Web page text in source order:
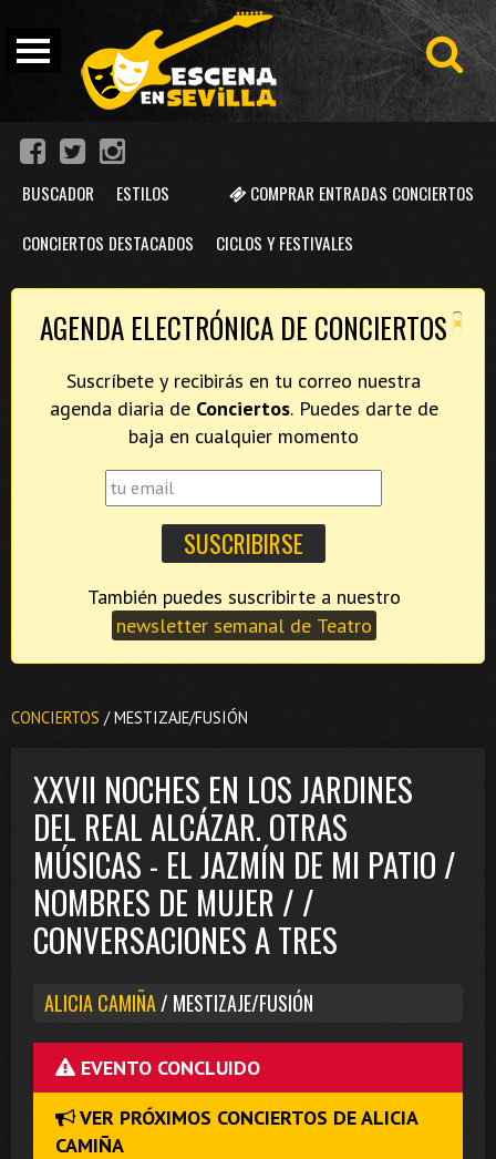
COMPRAR ENTRADAS CONCIERTOS
BUSCADOR ESTILOS
CONCIERTOS DESTACADOS CICLOS Y FESTIVALES
×
AGENDA ELECTRÓNICA DE CONCIERTOS
Suscríbete y recibirás en tu correo nuestra
agenda diaria de Conciertos. Puedes darte de
baja en cualquier momento
newsletter semanal de Teatro
CONCIERTOS / MESTIZAJE/FUSIÓN
XXVII NOCHES EN LOS JARDINES
DEL REAL ALCÁZAR. OTRAS
MÚSICAS - EL JAZMÍN DE MI PATIO /
NOMBRES DE MUJER / /
CONVERSACIONES A TRES
ALICIA CAMIÑA/ MESTIZAJE/FUSIÓN
EVENTO CONCLUIDO
VER PRÓXIMOS CONCIERTOS DE ALICIA
CAMIÑA